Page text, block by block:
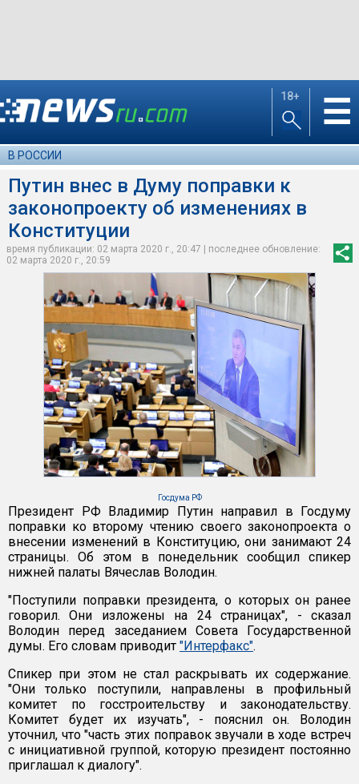
18+ ☰
В РОССИИ
Путин внес в Думу поправки к
законопроекту об изменениях в
Конституции
время публикации: 02 марта 2020 г., 20:47 | последнее обновление:
02 марта 2020 г., 20:59
Госдума РФ
Президент РФ Владимир Путин направил в Госдуму
поправки ко второму чтению своего законопроекта о
внесении изменений в Конституцию, они занимают 24
страницы. Об этом в понедельник сообщил спикер
нижней палаты Вячеслав Володин.
"Поступили поправки президента, о которых он ранее
говорил. Они изложены на 24 страницах", - сказал
Володин перед заседанием Совета Государственной
думы. Его словам приводит "Интерфакс".
Спикер при этом не стал раскрывать их содержание.
"Они только поступили, направлены в профильный
комитет по госстроительству и законодательству.
Комитет будет их изучать", - пояснил он. Володин
уточнил, что "часть этих поправок звучали в ходе встреч
с инициативной группой, которую президент постоянно
приглашал к диалогу".